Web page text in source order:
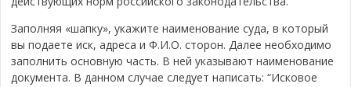
Заполняя «шапку», укажите наименование суда, в который
вы подаете иск, адреса и Ф.И.О. сторон. Далее необходимо
заполнить основную часть. В ней указывают наименование
документа. В данном случае следует написать: “Исковое